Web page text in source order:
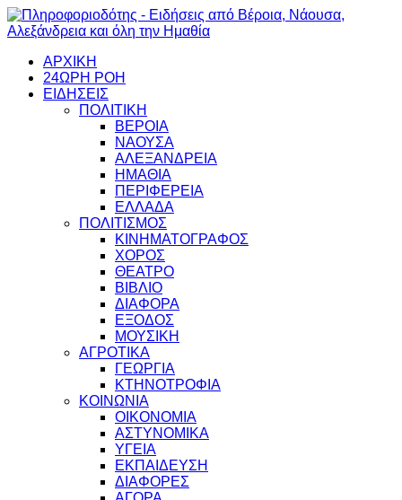
ΑΡΧΙΚΗ
24ΩΡΗ ΡΟΗ
ΕΙΔΗΣΕΙΣ
ΠΟΛΙΤΙΚΗ
ΒΕΡΟΙΑ
ΝΑΟΥΣΑ
ΑΛΕΞΑΝΔΡΕΙΑ
ΗΜΑΘΙΑ
ΠΕΡΙΦΕΡΕΙΑ
ΕΛΛΑΔΑ
ΠΟΛΙΤΙΣΜΟΣ
ΚΙΝΗΜΑΤΟΓΡΑΦΟΣ
ΧΟΡΟΣ
ΘΕΑΤΡΟ
ΒΙΒΛΙΟ
ΔΙΑΦΟΡΑ
ΕΞΟΔΟΣ
ΜΟΥΣΙΚΗ
ΑΓΡΟΤΙΚΑ
ΓΕΩΡΓΙΑ
ΚΤΗΝΟΤΡΟΦΙΑ
ΚΟΙΝΩΝΙΑ
ΟΙΚΟΝΟΜΙΑ
ΑΣΤΥΝΟΜΙΚΑ
ΥΓΕΙΑ
ΕΚΠΑΙΔΕΥΣΗ
ΔΙΑΦΟΡΕΣ